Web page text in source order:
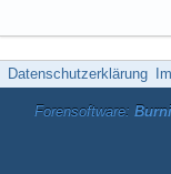
Datenschutzerklärung
Forensoftware: